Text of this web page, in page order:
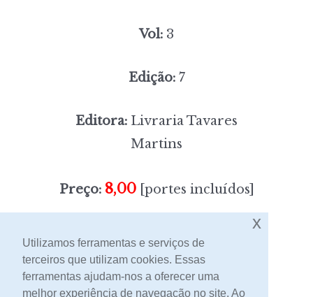
Vol: 3
Edição:7
Editora: Livraria Tavares
Martins
Preço: 8,00[portes incluídos]
Sem stock
Contacto
Utilizamos ferramentas e serviços de
terceiros que utilizam cookies. Essas
ferramentas ajudam-nos a oferecer uma
melhor experiência de navegação no site. Ao
x